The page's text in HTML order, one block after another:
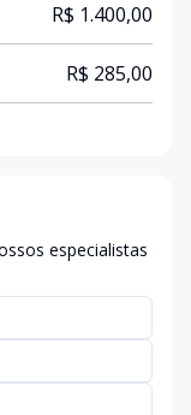
R$ 1.400,00
R$ 285,00
especialistas